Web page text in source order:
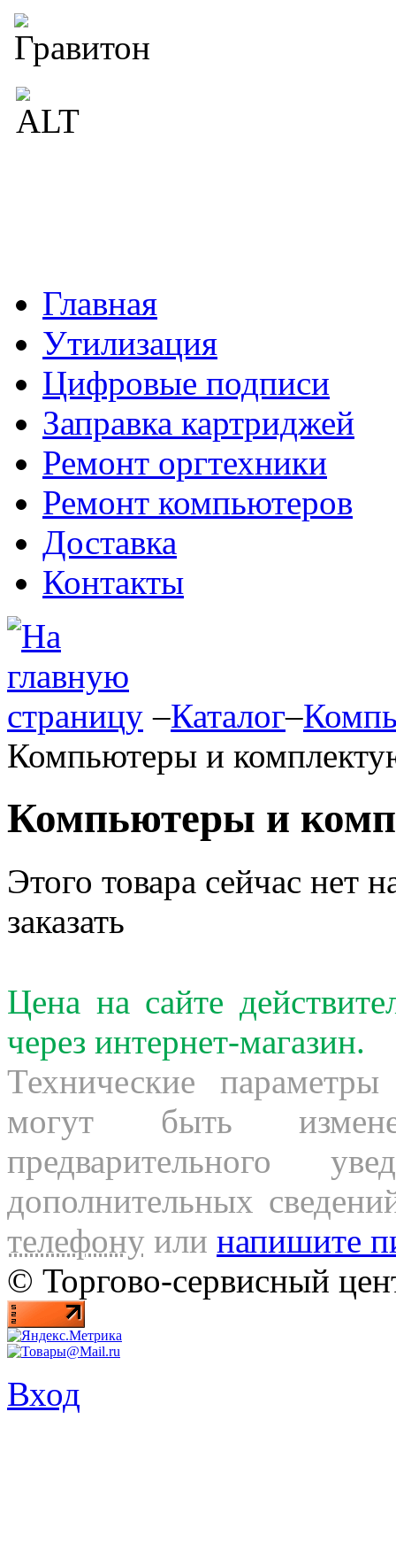
Главная
Утилизация
Цифровые подписи
Заправка картриджей
Ремонт оргтехники
Ремонт компьютеров
Доставка
Контакты
–Каталог–
Компьютеры и
Компьютеры и
Этого товара сейчас нет
заказать
Цена на сайте
через интернет-магазин.
Технические
могут быть
предварительного
дополнительных
телефону или напишите
© Торгово-сервисный
Вход